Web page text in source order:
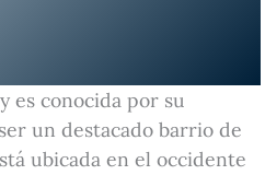
es conocida por su
un destacado barrio de
ubicada en el occidente